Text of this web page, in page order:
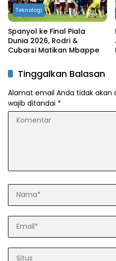
Teknologi
Spanyol ke Final Piala
Dunia 2026, Rodri &
Cubarsi Matikan Mbappe
Tinggalkan Balasan
Alamat email Anda tidak akan
wajib ditandai *